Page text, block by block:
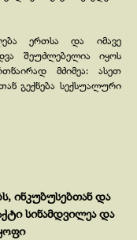
ერთსა და იმავე
შეუძლებელია იყოს
მძიმეა: ასეთ
გექნება სექსუალური
ინკუბუსებთან და
სინამდვილეა და